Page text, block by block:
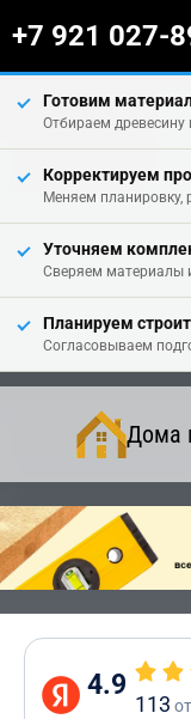
+7 921 027-
Готовим
Отбираем древесину
Корректируем
Меняем планировку,
Уточняем
Сверяем материалы
Планируем
Согласовываем
Дома
4.9
113